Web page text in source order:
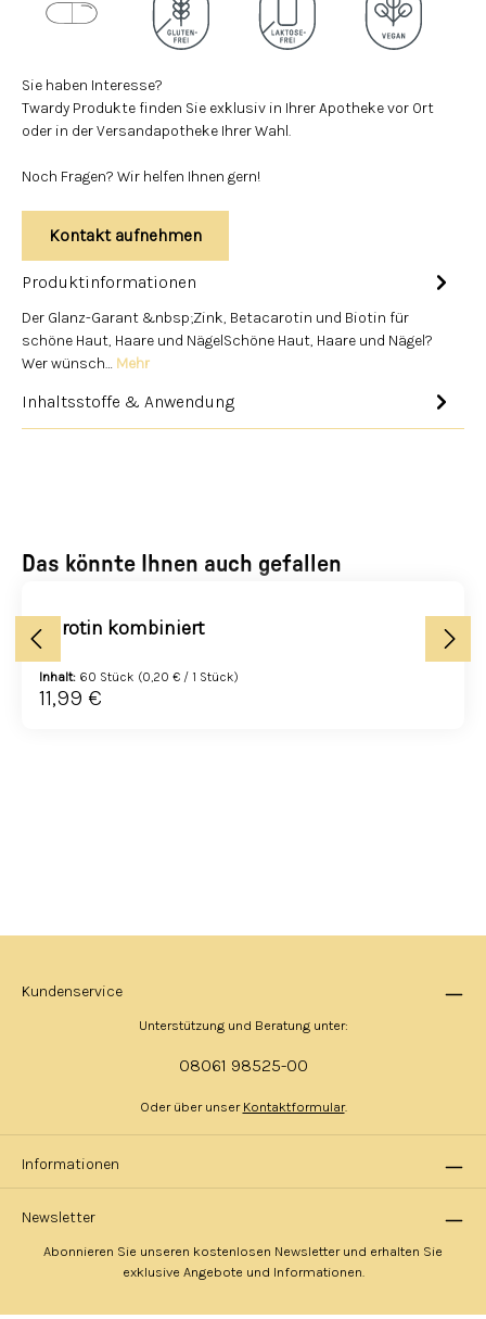
Sie haben Interesse?
Twardy Produkte finden Sie exklusiv in Ihrer Apotheke vor Ort
oder in der Versandapotheke Ihrer Wahl.
Noch Fragen? Wir helfen Ihnen gern!
Kontakt aufnehmen
Produktinformationen
Der Glanz-Garant &nbsp;Zink, Betacarotin und Biotin für
schöne Haut, Haare und NägelSchöne Haut, Haare und Nägel?
Wer wünsch… Mehr
Inhaltsstoffe & Anwendung
Produktgalerie überspringen
Das könnte Ihnen auch gefallen
Carotin kombiniert
Inhalt: 60 Stück (0,20 € / 1 Stück)
11,99 €
Kundenservice
Unterstützung und Beratung unter:
08061 98525-00
Oder über unser Kontaktformular.
Informationen
Newsletter
Abonnieren Sie unseren kostenlosen Newsletter und erhalten Sie
exklusive Angebote und Informationen.